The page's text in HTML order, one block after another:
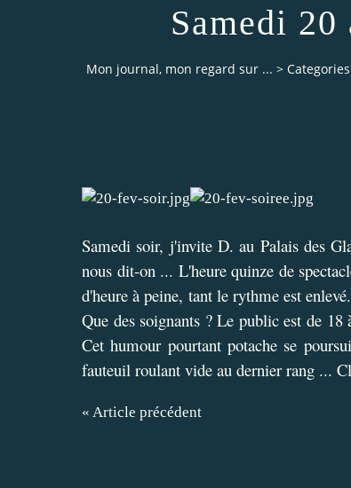
Samedi
Mon journal, mon regard sur ... > Categories
Samedi soir, j'invite D. au Palais des
nous dit-on ... L'heure quinze de
d'heure à peine, tant le rythme est
Que des soignants ? Le public est de
Cet humour pourtant potache se
fauteuil roulant vide au dernier rang ...
« Article précédent